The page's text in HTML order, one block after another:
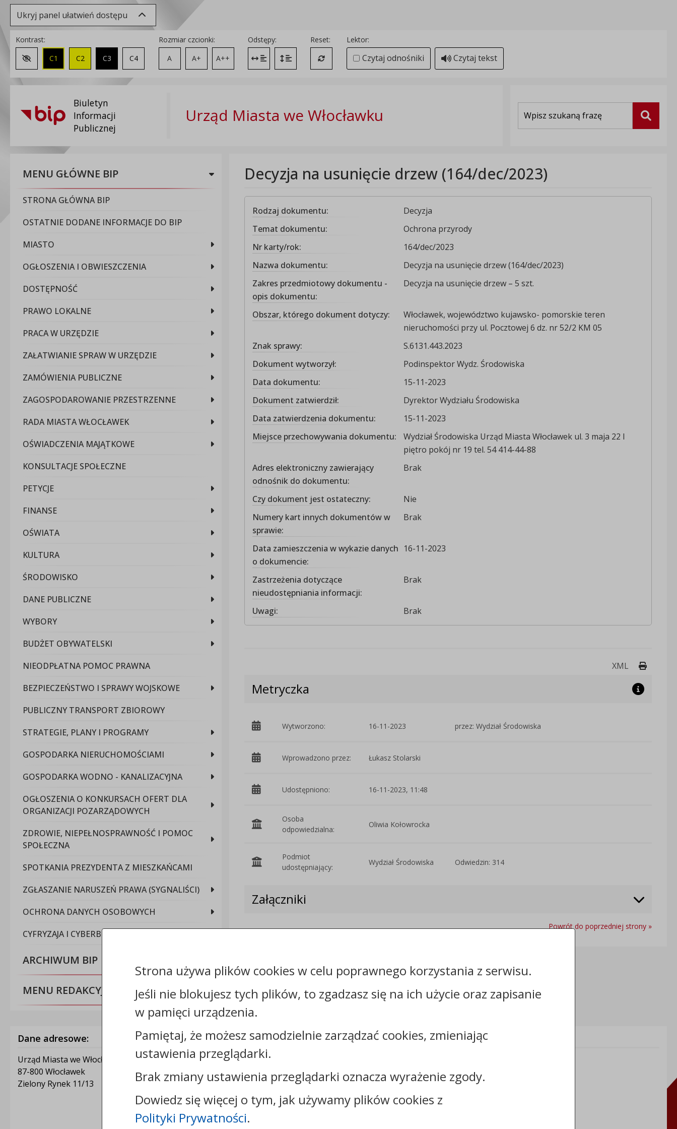
Ukryj panel ułatwień dostępu
Kontrast:
Zmień kontrast na domyślny
C1 C2 C3 C4
Rozmiar czcionki:
A
A+ A++
Odstępy:
Zmień odstęp między literami
Zmień interlinię i margines między paragrafami
Reset:
Przywróć ustawienia domyślne
Lektor:
Czytaj odnośniki Czytaj tekst
Biuletyn
Informacji
Publicznej
Urząd Miasta we Włocławku Szukaj
MENU GŁÓWNE BIP
STRONA GŁÓWNA BIP
OSTATNIE DODANE INFORMACJE DO BIP
MIASTO
OGŁOSZENIA I OBWIESZCZENIA
DOSTĘPNOŚĆ
PRAWO LOKALNE
PRACA W URZĘDZIE
ZAŁATWIANIE SPRAW W URZĘDZIE
ZAMÓWIENIA PUBLICZNE
ZAGOSPODAROWANIE PRZESTRZENNE
RADA MIASTA WŁOCŁAWEK
OŚWIADCZENIA MAJĄTKOWE
KONSULTACJE SPOŁECZNE
PETYCJE
FINANSE
OŚWIATA
KULTURA
ŚRODOWISKO
DANE PUBLICZNE
WYBORY
BUDŻET OBYWATELSKI
NIEODPŁATNA POMOC PRAWNA
BEZPIECZEŃSTWO I SPRAWY WOJSKOWE
PUBLICZNY TRANSPORT ZBIOROWY
STRATEGIE, PLANY I PROGRAMY
GOSPODARKA NIERUCHOMOŚCIAMI
GOSPODARKA WODNO - KANALIZACYJNA
OGŁOSZENIA O KONKURSACH OFERT DLA
ORGANIZACJI POZARZĄDOWYCH
ZDROWIE, NIEPEŁNOSPRAWNOŚĆ I POMOC
SPOŁECZNA
SPOTKANIA PREZYDENTA Z MIESZKAŃCAMI
ZGŁASZANIE NARUSZEŃ PRAWA (SYGNALIŚCI)
OCHRONA DANYCH OSOBOWYCH
CYFRYZAJA I CYBERBEZPIECZEŃSTWO
ARCHIWUM BIP
MENU REDAKCYJNE
Decyzja na usunięcie drzew (164/dec/2023)
Rodzaj dokumentu:
Decyzja
Temat dokumentu:
Ochrona przyrody
Nr karty/rok:
164/dec/2023
Nazwa dokumentu:
Decyzja na usunięcie drzew (164/dec/2023)
Zakres przedmiotowy dokumentu -
opis dokumentu:
Decyzja na usunięcie drzew – 5 szt.
Obszar, którego dokument dotyczy:
Włocławek, województwo kujawsko- pomorskie teren
nieruchomości przy ul. Pocztowej 6 dz. nr 52/2 KM 05
Znak sprawy:
S.6131.443.2023
Dokument wytworzył:
Podinspektor Wydz. Środowiska
Data dokumentu:
15-11-2023
Dokument zatwierdził:
Dyrektor Wydziału Środowiska
Data zatwierdzenia dokumentu:
15-11-2023
Miejsce przechowywania dokumentu:
Wydział Środowiska Urząd Miasta Włocławek ul. 3 maja 22 I
piętro pokój nr 19 tel. 54 414-44-88
Adres elektroniczny zawierający
odnośnik do dokumentu:
Brak
Czy dokument jest ostateczny:
Nie
Numery kart innych dokumentów w
sprawie:
Brak
Data zamieszczenia w wykazie danych
o dokumencie:
16-11-2023
Zastrzeżenia dotyczące
nieudostępniania informacji:
Brak
Uwagi: Brak
XML Drukuj
Metryczka
Wytworzono: 16-11-2023 przez: Wydział Środowiska
Wprowadzono przez: Łukasz Stolarski
Udostępniono: 16-11-2023, 11:48
Osoba
odpowiedzialna:
Oliwia Kołowrocka
Podmiot
udostępniający:
Wydział Środowiska Odwiedzin: 314
Załączniki
Powrót do poprzedniej strony »
Dane adresowe:
Urząd Miasta we Włocławku
87-800 Włocławek
Zielony Rynek 11/13
Kontakt:
tel.:+48544144000
faks: +48544144444
e-mail:poczta@um.wloclawek.pl
skrytka ePUAP: /umwloclawek/SkrytkaESP lub
/umwloclawek/skrytka
strona www:
Informacje dodatkowe:
REGON: 910866910
TERYT: 0464011
Strona używa plików cookies w celu poprawnego korzystania z serwisu.
Jeśli nie blokujesz tych plików, to zgadzasz się na ich użycie oraz zapisanie
w pamięci urządzenia.
Pamiętaj, że możesz samodzielnie zarządzać cookies, zmieniając
ustawienia przeglądarki.
Brak zmiany ustawienia przeglądarki oznacza wyrażenie zgody.
Dowiedz się więcej o tym, jak używamy plików cookies z
Polityki Prywatności.